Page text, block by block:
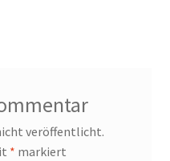
veröffentlicht.
* markiert